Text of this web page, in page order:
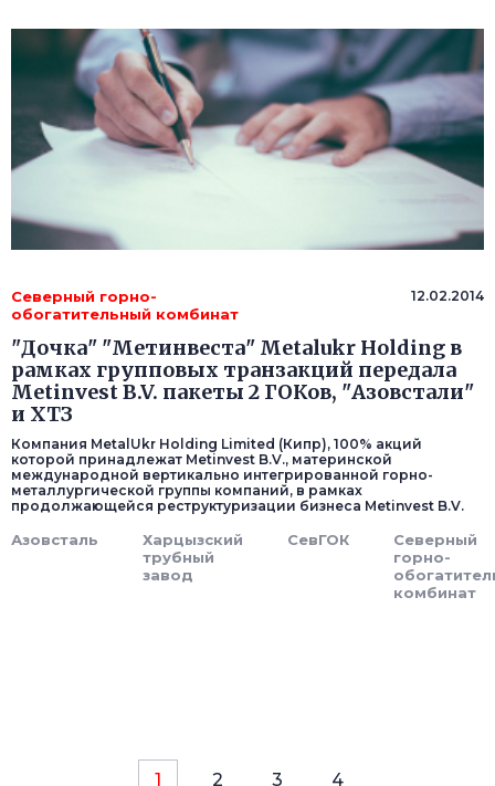
Северный горно-
обогатительный комбинат
12.02.2014
"Дочка" "Метинвеста" Metalukr Holding в
рамках групповых транзакций передала
Metinvest B.V. пакеты 2 ГОКов, "Азовстали"
и ХТЗ
Компания MetalUkr Holding Limited (Кипр), 100% акций
которой принадлежат Metinvest B.V., материнской
международной вертикально интегрированной горно-
металлургической группы компаний, в рамках
продолжающейся реструктуризации бизнеса Metinvest B.V.
Азовсталь
Харцызский
трубный
завод
СевГОК
Северный
горно-
комбинат
1 2 3 4